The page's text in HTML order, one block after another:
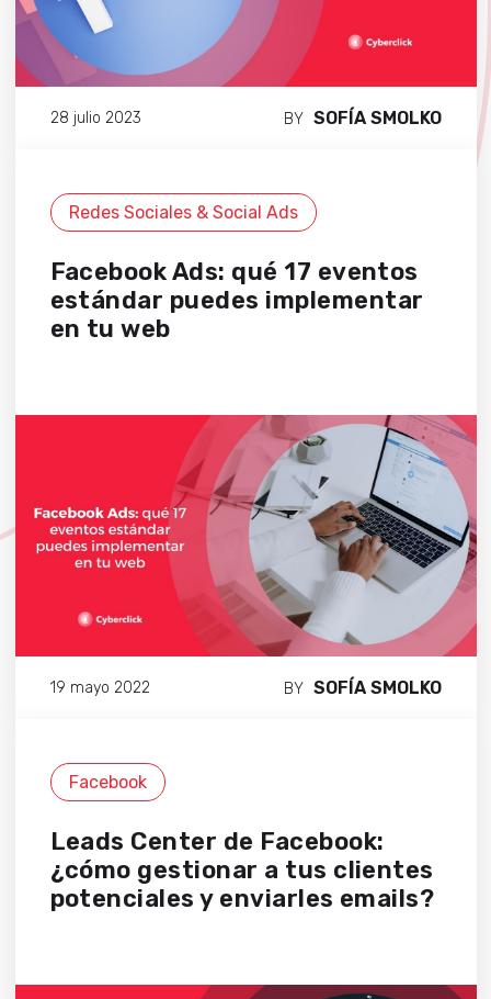
28 julio 2023 BY SOFÍA SMOLKO
Redes Sociales & Social Ads
Facebook Ads: qué 17 eventos
estándar puedes implementar
en tu web
19 mayo 2022 BY SOFÍA SMOLKO
Facebook
Leads Center de Facebook:
¿cómo gestionar a tus clientes
potenciales y enviarles emails?